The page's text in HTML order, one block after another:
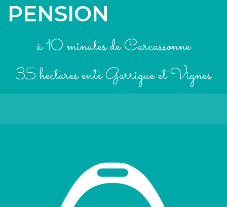
PENSION
à 10 minutes de Carcassonne
35 hectares ente Garrigue et Vignes